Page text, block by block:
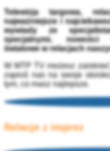
Telewizja targowa,
najważniejsze i
wywiady ze
specjalnymi, nowości
światowe w relacjach
W MTP TV możesz
zaproś nas na swoje
tym, co masz najlepsze.
Relacje z imprez